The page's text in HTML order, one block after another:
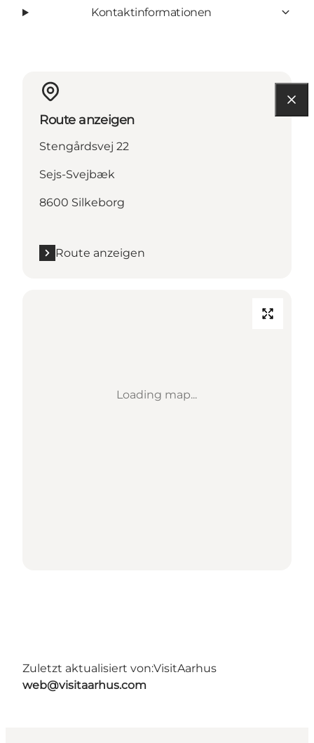
Kontaktinformationen
Route anzeigen
Stengårdsvej 22
Sejs-Svejbæk
8600 Silkeborg
Route anzeigen
Loading map...
Zuletzt aktualisiert von:VisitAarhus
web@visitaarhus.com